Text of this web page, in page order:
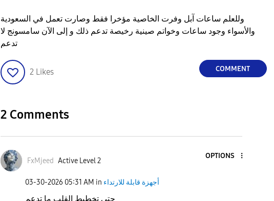
وللعلم ساعات آبل وفرت الخاصية مؤخرا فقط وصارت تعمل في السعودية
والأسواء وجود ساعات وخواتم صينية رخيصة تدعم ذلك و إلى الآن سامسونج لا
تدعم
2 Likes COMMENT
2 Comments
FxMjeed Active Level 2
OPTIONS
‎03-30-2026 05:31 AM in أجهزة قابلة للارتداء
حتى تخطيط القلب ما تدعم